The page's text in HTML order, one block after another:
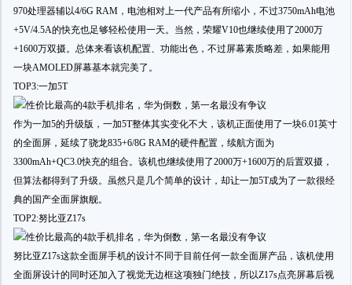
970处理器辅以4/6G RAM，电池相对上一代产品有所缩小，不过3750mAh电池
+5V/4.5A的快充也足够轻松使用一天。当然，荣耀V10也继续使用了2000万
+1600万双摄。总体来看该机配置、功能出色，不过屏幕素质略差，如果能用
一块AMOLED屏幕基本就完美了。
TOP3:一加5T
作为一加5的升级版，一加5T整体其实变化不大，该机正面使用了一块6.01英寸
的全面屏，延续了骁龙835+6/8G RAM的硬件配置，续航方面为
3300mAh+QC3.0快充的组合。该机也继续使用了2000万+1600万的后置双摄，
但算法都得到了升级。虽然只是几个简单的设计，却让一加5T成为了一款很经
典的国产全面屏旗舰。
TOP2:努比亚Z17s
努比亚Z17s这款全面屏手机的设计不同于目前任何一款全面屏产品，该机使用
全面屏设计的同时还加入了视觉无边框这项独门绝技，所以Z17s点亮屏幕后视